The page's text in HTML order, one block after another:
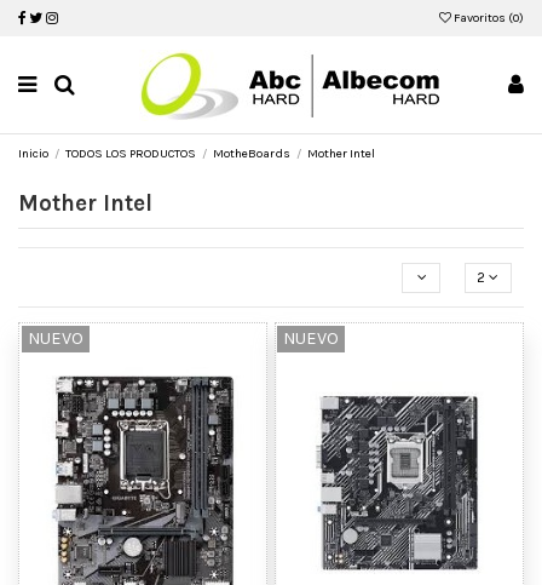
Favoritos (0)
Inicio TODOS LOS PRODUCTOS MotheBoards Mother Intel
Mother Intel
2
NUEVO NUEVO